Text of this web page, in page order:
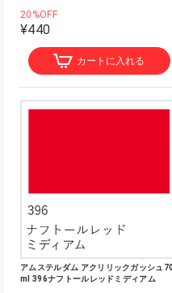
20%OFF
¥440
カートに入れる
アムステルダム アクリリックガッシュ70
ml 396ナフトールレッドミディアム